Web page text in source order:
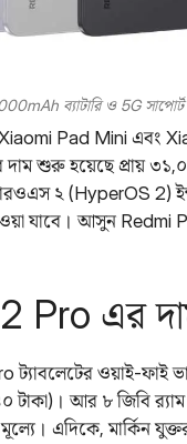
ব্যাটারি ও 5G
Xiaomi Pad Mini এবং
শুরু হয়েছে প্রায়
২ (HyperOS 2)
যাবে। আসুন
Pro এর
ওয়াই-ফাই
টাকা)। আর ৮ জিবি
এদিকে, মার্কিন